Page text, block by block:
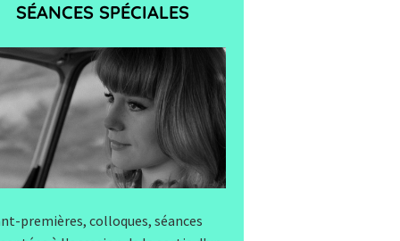
SÉANCES SPÉCIALES
premières, colloques, séances